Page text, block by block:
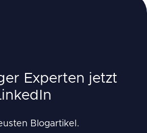
Experten jetzt
Blogartikel.